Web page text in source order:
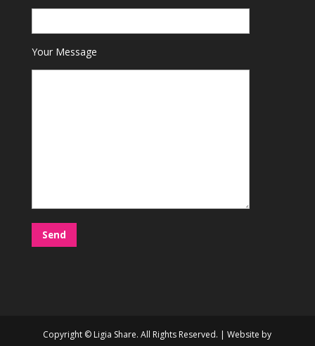
Your Message
Copyright © Ligia Share. All Rights Reserved. | Website by